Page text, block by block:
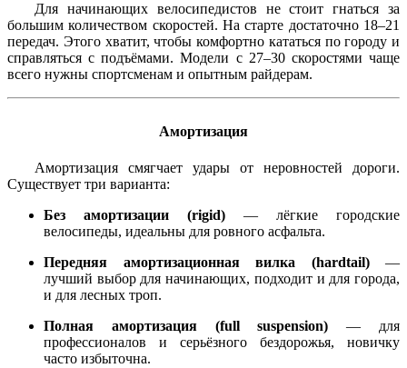
Для начинающих велосипедистов не стоит гнаться за
большим количеством скоростей. На старте достаточно 18–21
передач. Этого хватит, чтобы комфортно кататься по городу и
справляться с подъёмами. Модели с 27–30 скоростями чаще
всего нужны спортсменам и опытным райдерам.
Амортизация
Амортизация смягчает удары от неровностей дороги.
Существует три варианта:
Без амортизации (rigid) — лёгкие городские
велосипеды, идеальны для ровного асфальта.
Передняя амортизационная вилка (hardtail)—
лучший выбор для начинающих, подходит и для города,
и для лесных троп.
Полная амортизация (full suspension) — для
профессионалов и серьёзного бездорожья, новичку
часто избыточна.